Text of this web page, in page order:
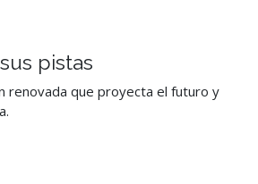
pistas
renovada que proyecta el futuro y